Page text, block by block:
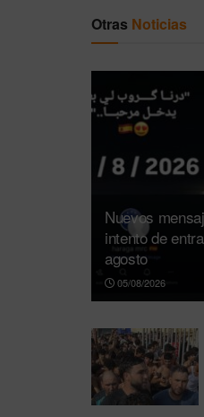
Otras Noticias
Nuevos
intento de
agosto
05/08/2026